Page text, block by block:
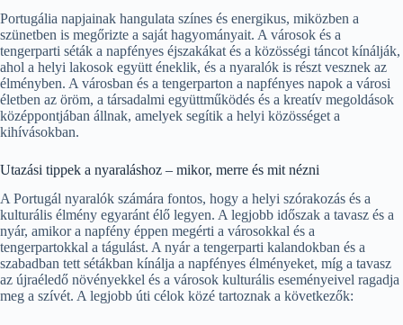
Portugália napjainak hangulata színes és energikus, miközben a
szünetben is megőrizte a saját hagyományait. A városok és a
tengerparti séták a napfényes éjszakákat és a közösségi táncot kínálják,
ahol a helyi lakosok együtt éneklik, és a nyaralók is részt vesznek az
élményben. A városban és a tengerparton a napfényes napok a városi
életben az öröm, a társadalmi együttműködés és a kreatív megoldások
középpontjában állnak, amelyek segítik a helyi közösséget a
kihívásokban.
Utazási tippek a nyaraláshoz – mikor, merre és mit nézni
A Portugál nyaralók számára fontos, hogy a helyi szórakozás és a
kulturális élmény egyaránt élő legyen. A legjobb időszak a tavasz és a
nyár, amikor a napfény éppen megérti a városokkal és a
tengerpartokkal a tágulást. A nyár a tengerparti kalandokban és a
szabadban tett sétákban kínálja a napfényes élményeket, míg a tavasz
az újraéledő növényekkel és a városok kulturális eseményeivel ragadja
meg a szívét. A legjobb úti célok közé tartoznak a következők: